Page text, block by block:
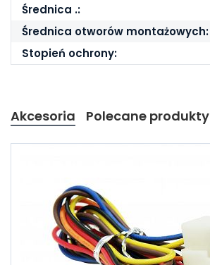
Średnica .:
Średnica otworów montażowych:
Stopień ochrony:
Akcesoria Polecane produkty